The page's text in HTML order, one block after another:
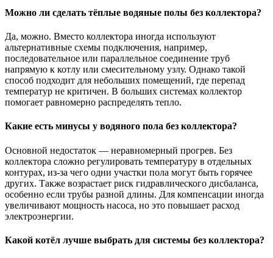
Можно ли сделать тёплые водяные полы без коллектора?
Да, можно. Вместо коллектора иногда используют
альтернативные схемы подключения, например,
последовательное или параллельное соединение труб
напрямую к котлу или смесительному узлу. Однако такой
способ подходит для небольших помещений, где перепад
температур не критичен. В больших системах коллектор
помогает равномерно распределять тепло.
Какие есть минусы у водяного пола без коллектора?
Основной недостаток — неравномерный прогрев. Без
коллектора сложно регулировать температуру в отдельных
контурах, из-за чего одни участки пола могут быть горячее
других. Также возрастает риск гидравлического дисбаланса,
особенно если трубы разной длины. Для компенсации иногда
увеличивают мощность насоса, но это повышает расход
электроэнергии.
Какой котёл лучше выбрать для системы без коллектора?